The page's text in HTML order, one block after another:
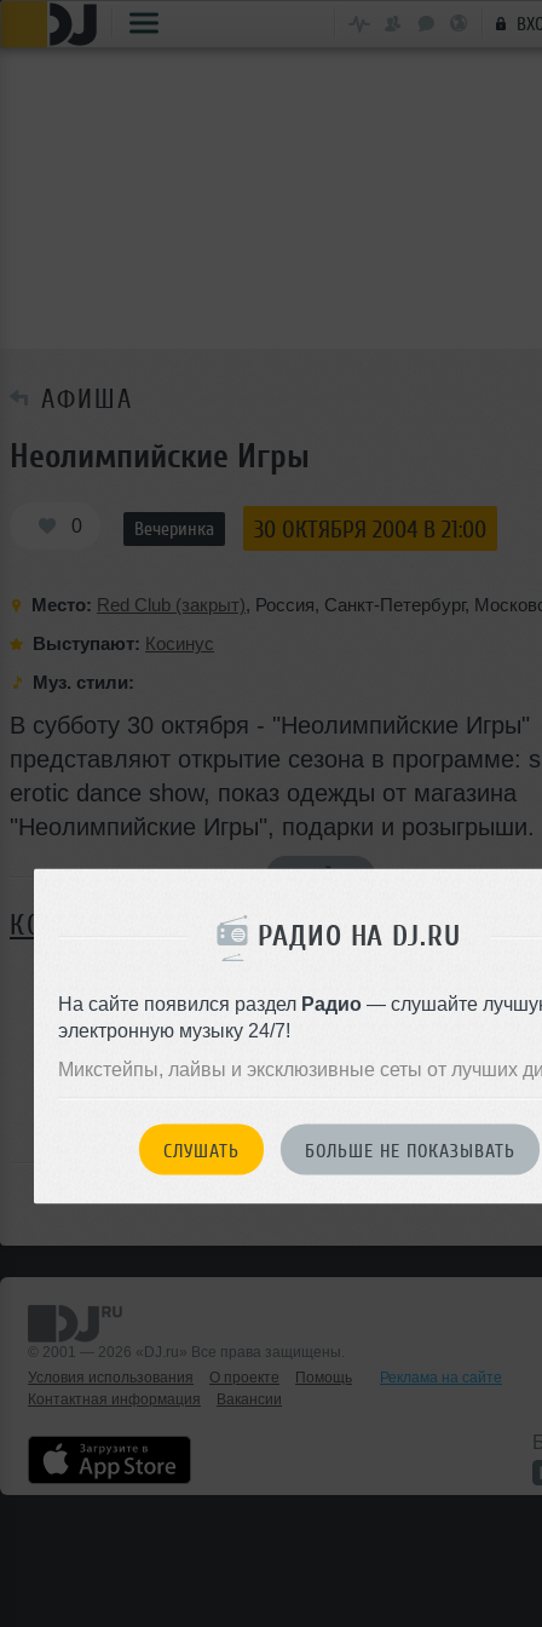
РАДИО НА DJ.RU
На сайте появился раздел Радио — слушайте
электронную музыку 24/7!
Микстейпы, лайвы и эксклюзивные сеты от лучших
СЛУШАТЬ БОЛЬШЕ НЕ ПОКАЗЫВАТЬ
АФИША
Неолимпийские Игры
0 Вечеринка 30 ОКТЯБРЯ 2004 В 21:00
Место: Red Club (закрыт), Россия, Санкт-Петербург,
Выступают: Косинус
Муз. стили:
В субботу 30 октября - "Неолимпийские Игры"
представляют открытие сезона в программе:
erotic dance show, показ одежды от магазина
"Неолимпийские Игры", подарки и розыгрыши.
Я ПОЙДУ
КОММЕНТАРИИ
ЗАРЕГИСТРИРУЙТЕСЬ
Или
© 2001 — 2026 «DJ.ru» Все права защищены.
Условия использования
О проекте Помощь
Реклама на сайте
Контактная информация
Вакансии